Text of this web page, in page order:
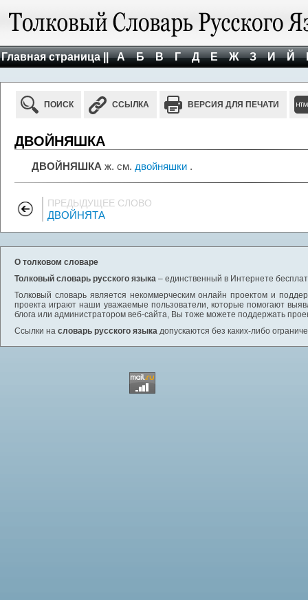
Главная страница || А Б В Г Д Е Ж З И Й
ПОИСК ССЫЛКА ВЕРСИЯ ДЛЯ ПЕЧАТИ
ДВОЙНЯШКА
ДВОЙНЯШКА ж. см. двойняшки .
ПРЕДЫДУЩЕЕ СЛОВО
ДВОЙНЯТА
О толковом словаре
Толковый словарь русского языка – единственный в Интернете
Толковый словарь является некоммерческим онлайн проектом и
проекта играют наши уважаемые пользователи, которые помогают
блога или администратором веб-сайта, Вы тоже можете поддержать
Ссылки на словарь русского языка допускаются без каких-либо